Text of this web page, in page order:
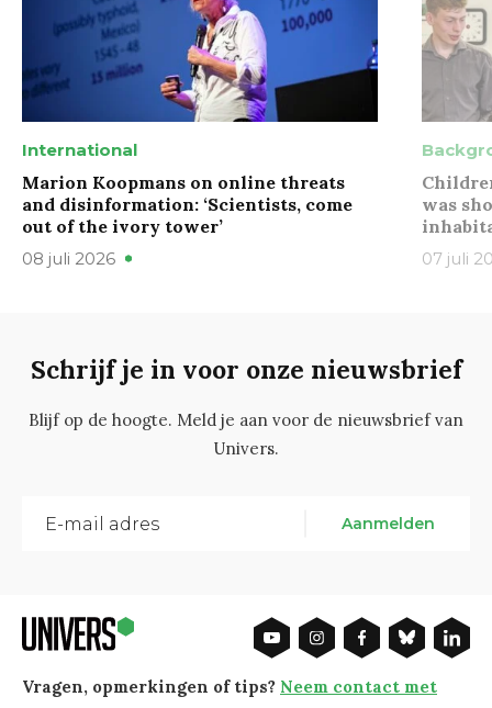
International
Marion Koopmans on online threats
and disinformation: ‘Scientists, come
out of the ivory tower’
08 juli 2026
was
07 juli
Schrijf je in voor onze nieuwsbrief
Blijf op de hoogte. Meld je aan voor de nieuwsbrief van
Univers.
Aanmelden
Vragen, opmerkingen of tips? Neem contact met